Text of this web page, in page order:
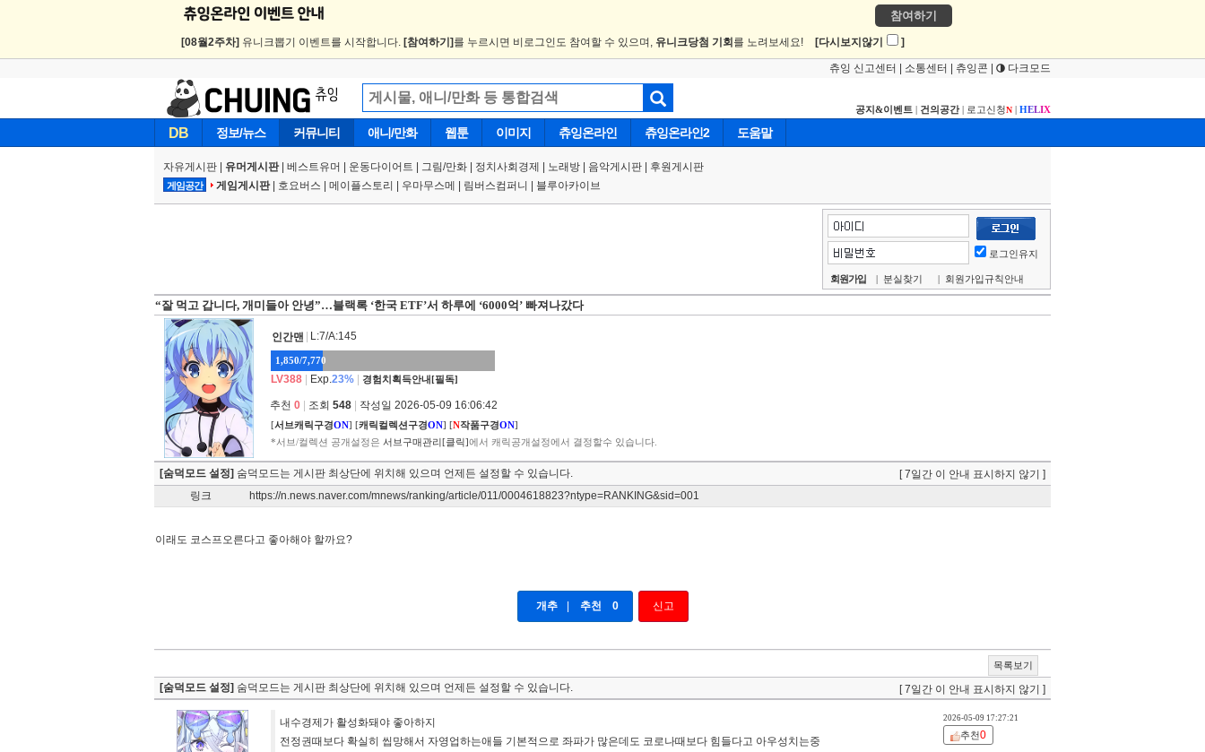
참여하기
[08월2주차] 유니크뽑기 이벤트를 시작합니다. [참여하기] 를 누르시면 비로그인도 참여할 수 있으며, 유니크당첨 기회 를 노려보세요! [다시보지않기 ]
츄잉 신고센터 소통센터 츄잉콘 다크모드
공지&이벤트 | 건의공간| 로고신청N | HELIX
DB 정보/뉴스 커뮤니티 애니/만화 웹툰 이미지 츄잉온라인 츄잉온라인2 도움말
자유게시판 유머게시판| 베스트유머 운동다이어트 | 그림/만화 정치사회경제 노래방 음악게시판 후원게시판
게임공간 게임게시판| 호요버스 메이플스토리 우마무스메 림버스컴퍼니 블루아카이브
로그인유지
회원가입 | 분실찾기 | 회원가입규칙안내
“잘 먹고 갑니다, 개미들아 안녕”…블랙록 ‘한국 ETF’서 하루에 ‘6000억’ 빠져나갔다
인간맨 L:7/A:145
1,850/7,770
LV388 Exp.23% 경험치획득안내[필독]
추천 0 조회 548 작성일 2026-05-09 16:06:42
[서브캐릭구경ON] [캐릭컬렉션구경ON] [N작품구경ON]
*서브/컬렉션 공개설정은 서브구매관리[클릭]에서 캐릭공개설정에서 결정할수 있습니다.
[숨덕모드 설정] 숨덕모드는 게시판 최상단에 위치해 있으며 언제든 설정할 수 있습니다.
[ 7일간 이 안내 표시하지 않기 ]
링크
https://n.news.naver.com/mnews/ranking/article/011/0004618823?ntype=RANKING&sid=001
이래도 코스프오른다고 좋아해야 할까요?
개추 추천 0 신고
목록보기
[숨덕모드 설정] 숨덕모드는 게시판 최상단에 위치해 있으며 언제든 설정할 수 있습니다. [ 7일간 이 안내 표시하지 않기 ]
내수경제가 활성화돼야 좋아하지
전정권때보다 확실히 씹망해서 자영업하는애들 기본적으로 좌파가 많은데도 코로나때보다 힘들다고 아우성치는중
2026-05-09 17:27:21
추천0